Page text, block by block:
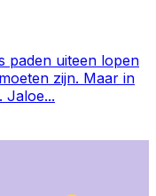
paden uiteen lopen
zijn. Maar in
Jaloe...